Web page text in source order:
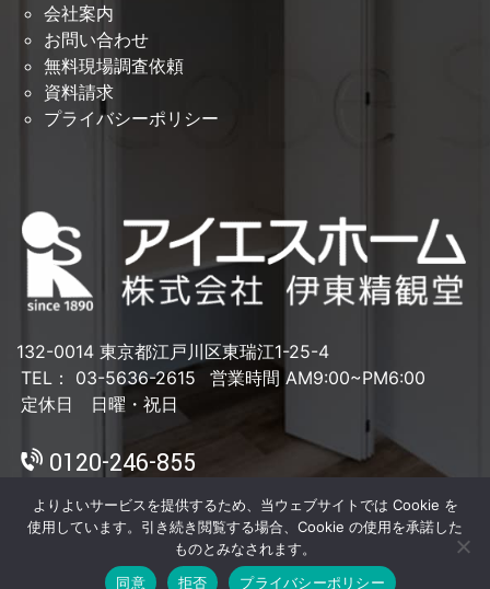
会社案内
お問い合わせ
無料現場調査依頼
資料請求
プライバシーポリシー
132-0014 東京都江戸川区東瑞江1-25-4
TEL： 03-5636-2615
営業時間 AM9:00~PM6:00
定休日 日曜・祝日
0120-246-855
よりよいサービスを提供するため、当ウェブサイトでは Cookie を
使用しています。引き続き閲覧する場合、Cookie の使用を承諾した
ものとみなされます。
同意
拒否 プライバシーポリシー